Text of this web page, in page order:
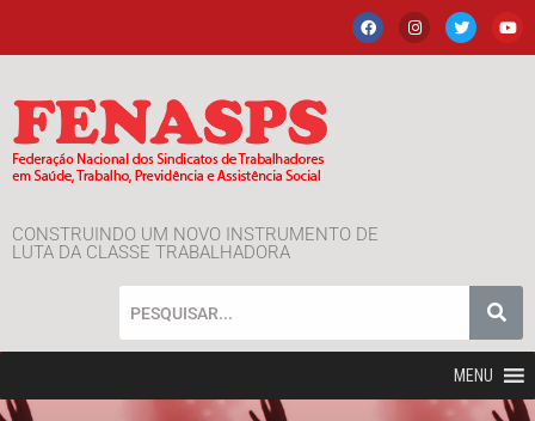
CONSTRUINDO UM NOVO INSTRUMENTO DE
LUTA DA CLASSE TRABALHADORA
MENU